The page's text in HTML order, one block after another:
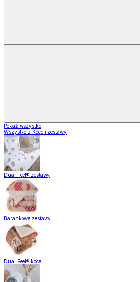
Pokaż wszystko
Wszystko z Koce i zestawy
Dual Feel® zestawy
Barankowe zestawy
Dual Feel® koce